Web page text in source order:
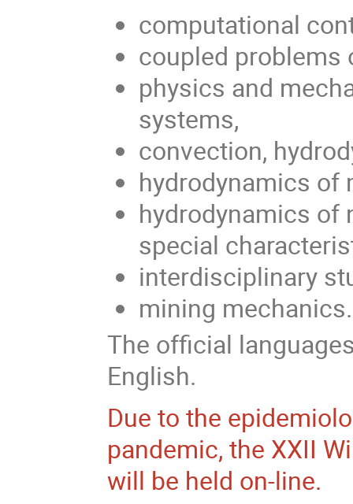
computational
coupled problems
physics and
systems,
convection,
hydrodynamics of
hydrodynamics of
special
interdisciplinary
mining mechanics.
The official
English.
Due to the
pandemic, the XXII
will be held on-line.